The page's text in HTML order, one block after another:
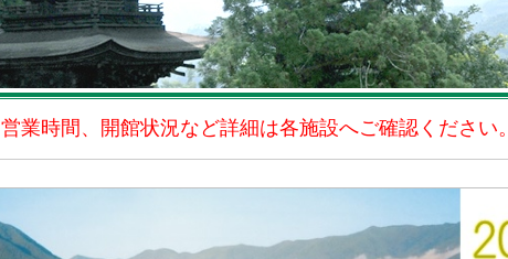
営業時間、開館状況など詳細は各施設へご確認ください。